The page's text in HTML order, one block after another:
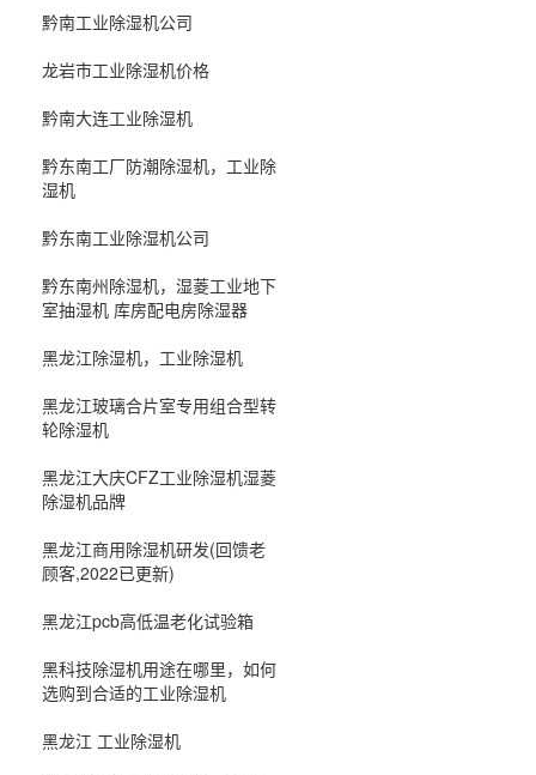
黔南工业除湿机公司
龙岩市工业除湿机价格
黔南大连工业除湿机
黔东南工厂防潮除湿机，工业除
湿机
黔东南工业除湿机公司
黔东南州除湿机，湿菱工业地下
室抽湿机 库房配电房除湿器
黑龙江除湿机，工业除湿机
黑龙江玻璃合片室专用组合型转
轮除湿机
黑龙江大庆CFZ工业除湿机湿菱
除湿机品牌
黑龙江商用除湿机研发(回馈老
顾客,2022已更新)
黑龙江pcb高低温老化试验箱
黑科技除湿机用途在哪里，如何
选购到合适的工业除湿机
黑龙江 工业除湿机